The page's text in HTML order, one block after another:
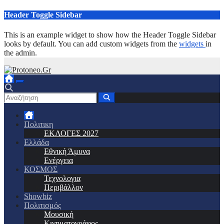
Μετάβαση
περιεχόμενο
Header Toggle Sidebar
This is an example widget to show how the Header Toggle Sidebar
looks by default. You can add custom widgets from the widgets in
the admin.
Πολιτικη
ΕΚΛΟΓΕΣ 2027
Ελλάδα
Εθνική Άμυνα
Ενέργεια
ΚΟΣΜΟΣ
Τεχνολογια
Περιβάλλον
Showbiz
Πολιτισμός
Μουσική